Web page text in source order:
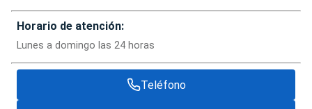
Horario de atención:
Lunes a domingo las 24 horas
Teléfono